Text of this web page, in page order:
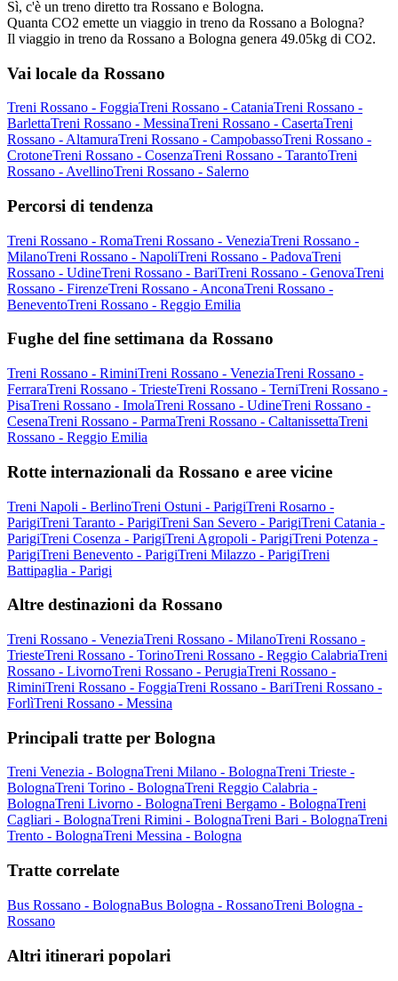
Sì, c'è un treno diretto tra Rossano e Bologna.
Quanta CO2 emette un viaggio in treno da Rossano a Bologna?
Il viaggio in treno da Rossano a Bologna genera 49.05kg di CO2.
Vai locale da Rossano
Treni Rossano - FoggiaTreni Rossano - CataniaTreni Rossano -
BarlettaTreni Rossano - MessinaTreni Rossano - CasertaTreni
Rossano - AltamuraTreni Rossano - CampobassoTreni Rossano -
CrotoneTreni Rossano - CosenzaTreni Rossano - TarantoTreni
Rossano - AvellinoTreni Rossano - Salerno
Percorsi di tendenza
Treni Rossano - RomaTreni Rossano - VeneziaTreni Rossano -
MilanoTreni Rossano - NapoliTreni Rossano - PadovaTreni
Rossano - UdineTreni Rossano - BariTreni Rossano - GenovaTreni
Rossano - FirenzeTreni Rossano - AnconaTreni Rossano -
BeneventoTreni Rossano - Reggio Emilia
Fughe del fine settimana da Rossano
Treni Rossano - RiminiTreni Rossano - VeneziaTreni Rossano -
FerraraTreni Rossano - TriesteTreni Rossano - TerniTreni Rossano -
PisaTreni Rossano - ImolaTreni Rossano - UdineTreni Rossano -
CesenaTreni Rossano - ParmaTreni Rossano - CaltanissettaTreni
Rossano - Reggio Emilia
Rotte internazionali da Rossano e aree vicine
Treni Napoli - BerlinoTreni Ostuni - ParigiTreni Rosarno -
ParigiTreni Taranto - ParigiTreni San Severo - ParigiTreni Catania -
ParigiTreni Cosenza - ParigiTreni Agropoli - ParigiTreni Potenza -
ParigiTreni Benevento - ParigiTreni Milazzo - ParigiTreni
Battipaglia - Parigi
Altre destinazioni da Rossano
Treni Rossano - VeneziaTreni Rossano - MilanoTreni Rossano -
TriesteTreni Rossano - TorinoTreni Rossano - Reggio CalabriaTreni
Rossano - LivornoTreni Rossano - PerugiaTreni Rossano -
RiminiTreni Rossano - FoggiaTreni Rossano - BariTreni Rossano -
ForlìTreni Rossano - Messina
Principali tratte per Bologna
Treni Venezia - BolognaTreni Milano - BolognaTreni Trieste -
BolognaTreni Torino - BolognaTreni Reggio Calabria -
BolognaTreni Livorno - BolognaTreni Bergamo - BolognaTreni
Cagliari - BolognaTreni Rimini - BolognaTreni Bari - BolognaTreni
Trento - BolognaTreni Messina - Bologna
Tratte correlate
Bus Rossano - BolognaBus Bologna - RossanoTreni Bologna -
Rossano
Altri itinerari popolari